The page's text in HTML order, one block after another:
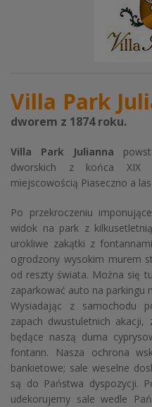
Villa Park
dworem z 1874 roku.
Villa Park Julianna
dworskich z końca XIX
miejscowością Piaseczno a
Po przekroczeniu
widok na park z
urokliwe zakątki z
ogrodzony wysokim murem
od reszty świata. Można się
zaparkować auto na parkingu
Wysiadając z samochodu
zapach dwustuletnich akacji,
będące naszą duma
fontann. Nasza ochrona
bankietowe; sale weselne
są do Państwa dyspozycji.
udekorujemy sale wedle